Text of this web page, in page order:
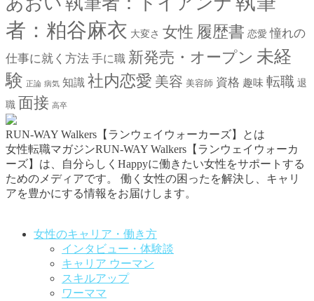
者：粕谷麻衣 大変さ 女性 履歴書 恋愛 憧れの
仕事に就く方法 手に職 新発売・オープン 未経
験 正論 病気 知識 社内恋愛 美容 美容師 資格 趣味 転職 退
職 面接 高卒
RUN-WAY Walkers【ランウェイウォーカーズ】とは
女性転職マガジンRUN-WAY Walkers【ランウェイウォーカ
ーズ】は、自分らしくHappyに働きたい女性をサポートする
ためのメディアです。
働く女性の困ったを解決し、キャリ
アを豊かにする情報をお届けします。
女性のキャリア・働き方
インタビュー・体験談
キャリア ウーマン
スキルアップ
ワーママ